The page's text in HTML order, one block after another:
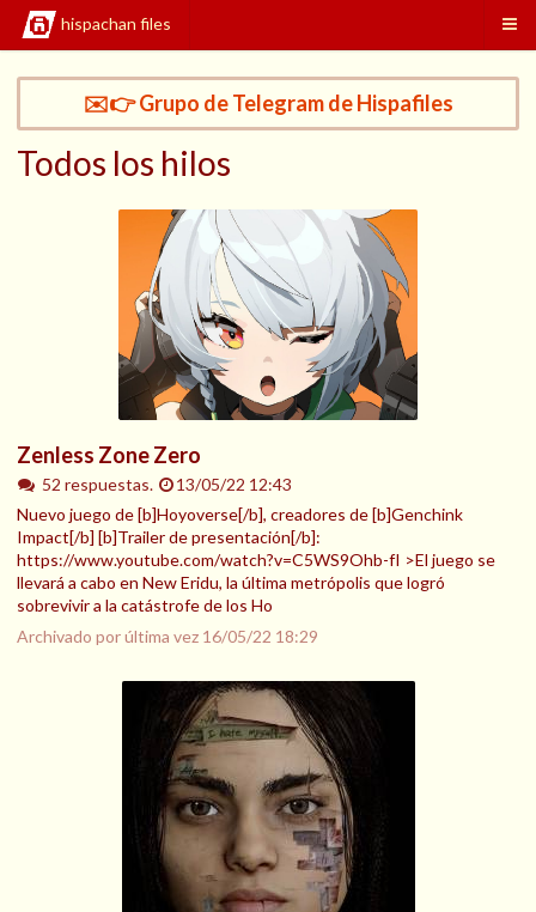
hispachan files
✉️👉 Grupo de Telegram de Hispafiles
Todos los hilos
Zenless Zone Zero
52 respuestas.
13/05/22 12:43
Nuevo juego de [b]Hoyoverse[/b], creadores de [b]Genchink
Impact[/b] [b]Trailer de presentación[/b]:
https://www.youtube.com/watch?v=C5WS9Ohb-fI >El juego se
llevará a cabo en New Eridu, la última metrópolis que logró
sobrevivir a la catástrofe de los Ho
Archivado por última vez 16/05/22 18:29